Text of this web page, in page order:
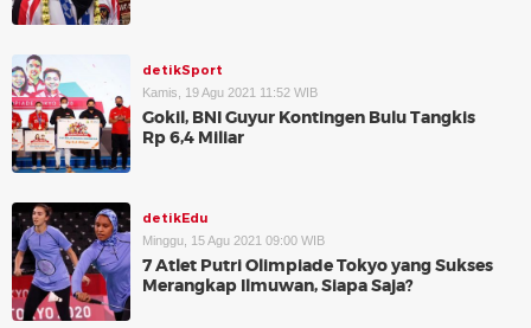
detikSport
Kamis, 19 Agu 2021 11:52 WIB
Gokil, BNI Guyur Kontingen Bulu Tangkis
Rp 6,4 Miliar
detikEdu
Minggu, 15 Agu 2021 09:00 WIB
7 Atlet Putri Olimpiade Tokyo yang Sukses
Merangkap Ilmuwan, Siapa Saja?